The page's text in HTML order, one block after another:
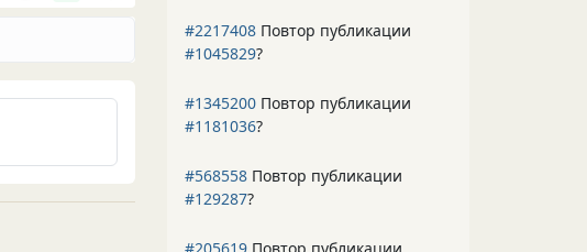
#2217408 Повтор публикации
#1045829?
#1345200 Повтор публикации
#1181036?
#568558 Повтор публикации
#129287?